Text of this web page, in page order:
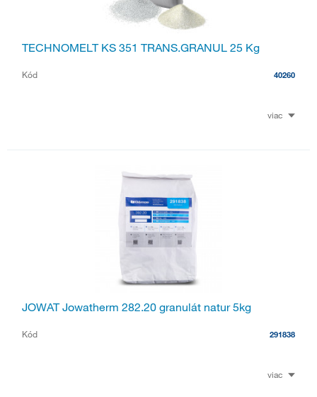
TECHNOMELT KS 351 TRANS.GRANUL 25 Kg
Kód 40260
viac
JOWAT Jowatherm 282.20 granulát natur 5kg
Kód 291838
viac